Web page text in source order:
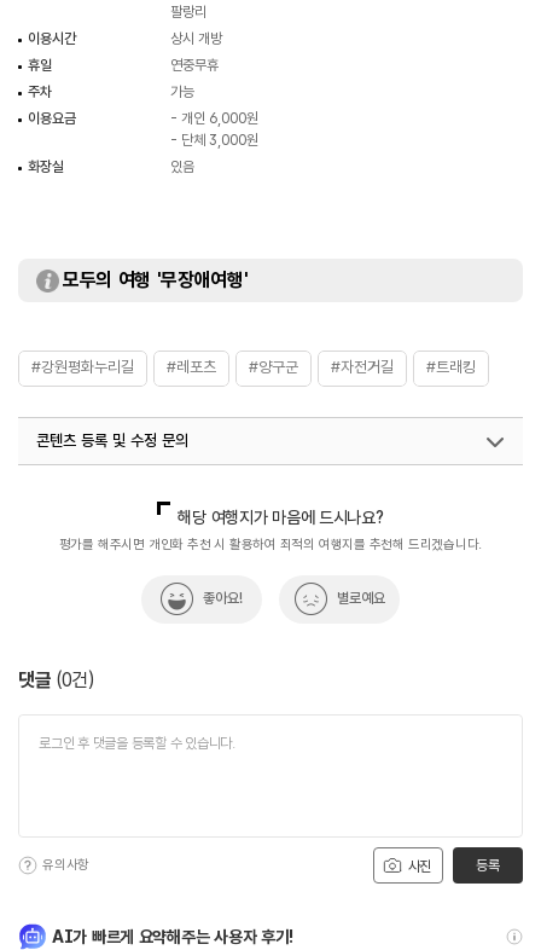
팔랑리
이용시간
상시 개방
휴일
연중무휴
주차
가능
이용요금
- 개인 6,000원
- 단체 3,000원
화장실
있음
모두의 여행 '무장애여행'
#강원평화누리길 #레포츠 #양구군 #자전거길 #트래킹
콘텐츠 등록 및 수정 문의
해당 여행지가 마음에 드시나요?
평가를 해주시면 개인화 추천 시 활용하여 최적의 여행지를 추천해 드리겠습니다.
좋아요! 별로예요
댓글 (0건)
사진
유의사항 등록
AI가 빠르게 요약해주는 사용자 후기!